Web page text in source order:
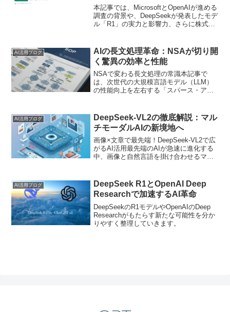
本記事では、MicrosoftとOpenAIが進める
調査の背景や、DeepSeekが発表したモデ
ル「R1」の実力と影響力、さらに株式市
AI活用ブログ
AIの長文処理革命：NSAが切り開
く驚異の効率と性能
NSAで変わる長文処理の常識本記事で
は、次世代の大規模言語モデル（LLM）
の性能向上を左右する「スパース・アテ
では、どれだけ長い文脈を効率よく処理
できるかが大きなカギ...
AI活用ブログ
DeepSeek-VL2の徹底解説：マル
チモーダルAIの新境地へ
画像×文章で最先端！DeepSeek-VL2で広
がるAI活用最先端のAIが急速に進化する
中、画像と自然言語を掛け合わせるマル
大規模MoE構造を持つ最新技術
「DeepSe...
AI活用ブログ
DeepSeek R1とOpenAI Deep
Researchで加速するAI革命
DeepSeekのR1モデルやOpenAIのDeep
Researchがもたらす新たな可能性を分か
りやすく整理していきます。